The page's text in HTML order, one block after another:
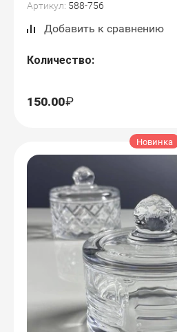
Артикул: 588-756
Добавить к сравнению
Количество:
150.00
Новинка